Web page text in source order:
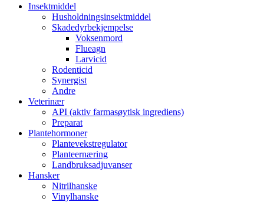
Insektmiddel
Husholdningsinsektmiddel
Skadedyrbekjempelse
Voksenmord
Flueagn
Larvicid
Rodenticid
Synergist
Andre
Veterinær
API (aktiv farmasøytisk ingrediens)
Preparat
Plantehormoner
Plantevekstregulator
Planteernæring
Landbruksadjuvanser
Hansker
Nitrilhanske
Vinylhanske